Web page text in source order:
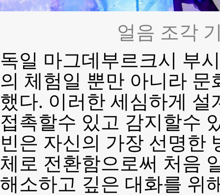
얼음 조각
독일 마그데부르크시 부
의 체험일 뿐만 아니라
했다. 이러한 세심하게
접촉할수 있고 감지할수
빈은 자신의 가장 선명한
체로 전환함으로써 처음
해소하고 깊은 대화를 위